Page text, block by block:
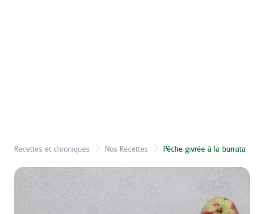
Recettes et chroniques Nos Recettes Pêche givrée à la burrata